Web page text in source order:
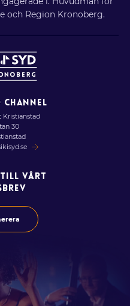
och Region Kronoberg.
CHANNEL
Kristianstad
30
VÅRT